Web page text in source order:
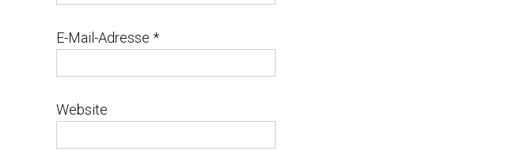
E-Mail-Adresse *
Website